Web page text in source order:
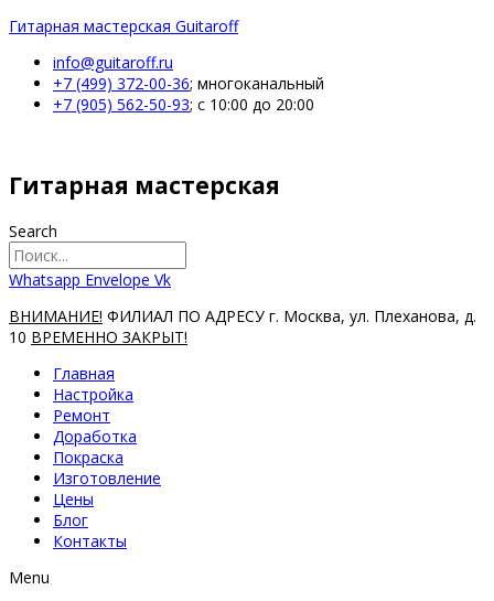
Гитарная мастерская Guitaroff
info@guitaroff.ru
+7 (499) 372-00-36; многоканальный
+7 (905) 562-50-93; c 10:00 до 20:00
Гитарная мастерская
Search
Whatsapp Envelope Vk
ВНИМАНИЕ! ФИЛИАЛ ПО АДРЕСУ г. Москва, ул. Плеханова, д.
10 ВРЕМЕННО ЗАКРЫТ!
Главная
Настройка
Ремонт
Доработка
Покраска
Изготовление
Цены
Блог
Контакты
Menu